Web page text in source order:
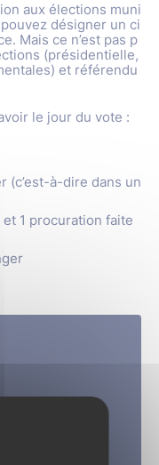
aux élections muni
désigner un ci
Mais ce n’est pas p
(présidentielle,
et référendu
le jour du vote :
(c’est-à-dire dans un
1 procuration faite
s’il a été